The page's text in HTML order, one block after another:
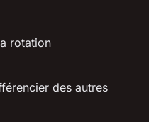
rotation
des autres